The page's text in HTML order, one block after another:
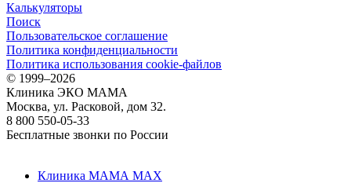
Калькуляторы
Поиск
Пользовательское соглашение
Политика конфиденциальности
Политика использования cookie-файлов
© 1999–2026
Клиника ЭКО МАМА
Москва, ул. Расковой, дом 32.
8 800 550-05-33
Бесплатные звонки по России
Клиника МАМА MAX